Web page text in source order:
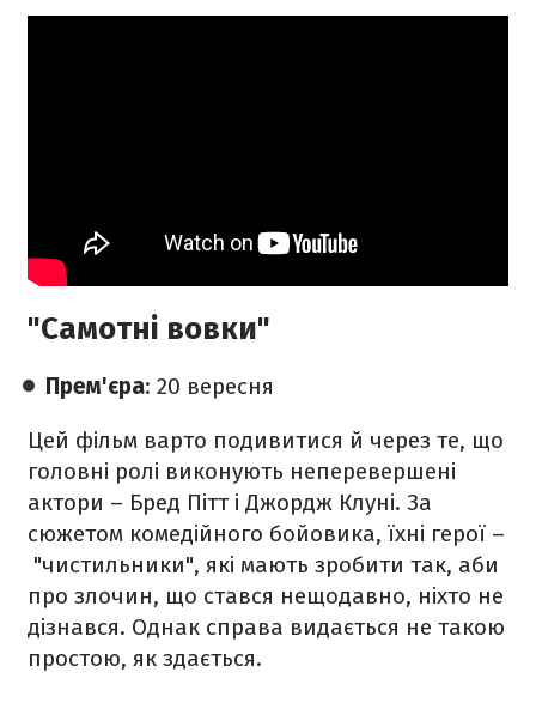
"Самотні вовки"
Прем'єра: 20 вересня
Цей фільм варто подивитися й через те, що
головні ролі виконують неперевершені
актори – Бред Пітт і Джордж Клуні. За
сюжетом комедійного бойовика, їхні герої –
"чистильники", які мають зробити так, аби
про злочин, що стався нещодавно, ніхто не
дізнався. Однак справа видається не такою
простою, як здається.